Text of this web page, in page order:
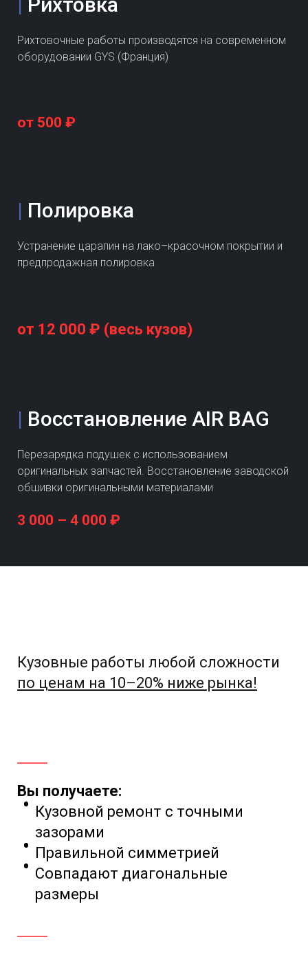
Рихтовочные работы производятся на современном
оборудовании GYS (Франция)
от 500 ₽
| Полировка
Устранение царапин на лако–красочном покрытии и
предпродажная полировка
от 12 000 ₽ (весь кузов)
| Восстановление AIR BAG
Перезарядка подушек с использованием
оригинальных запчастей. Восстановление заводской
обшивки оригинальными материалами
3 000 – 4 000 ₽
Кузовные работы любой сложности
по ценам на 10–20% ниже рынка!
Вы получаете:
Кузовной ремонт с точными
зазорами
Правильной симметрией
Совпадают диагональные
размеры